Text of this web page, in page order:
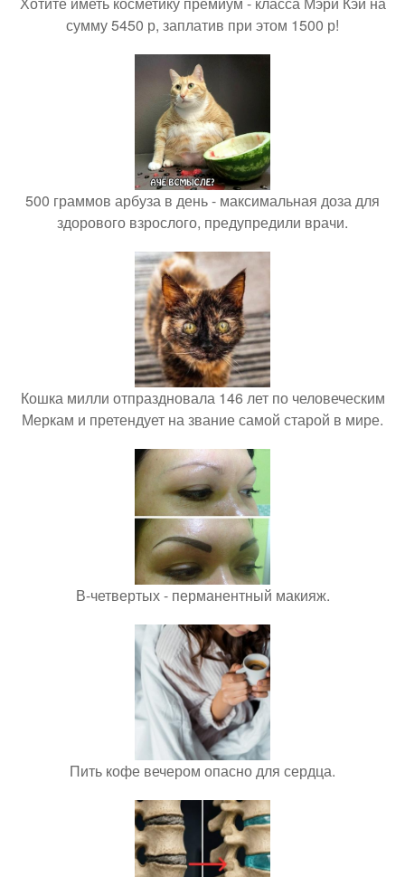
сумму 5450 р, заплатив при этом 1500 р!
500 граммов арбуза в день - максимальная доза для
здорового взрослого, предупредили врачи.
Кошка милли отпраздновала 146 лет по человеческим
Меркам и претендует на звание самой старой в мире.
В-четвертых - перманентный макияж.
Пить кофе вечером опасно для сердца.